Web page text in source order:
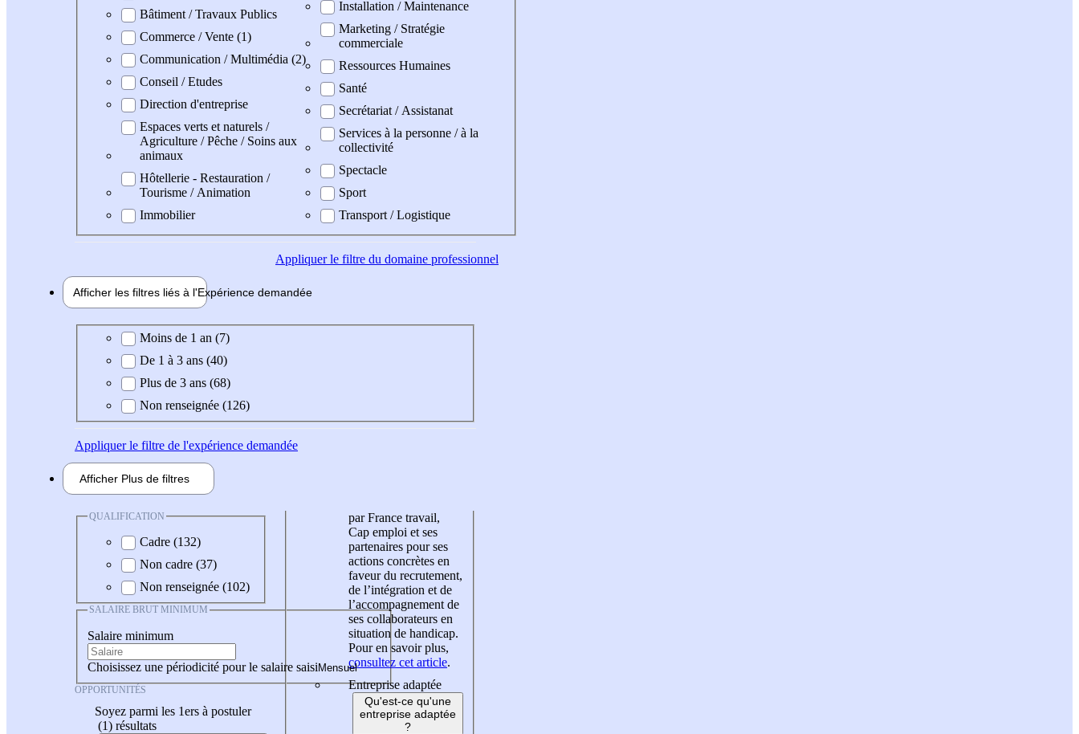
Bâtiment / Travaux Publics
Commerce / Vente (1)
Communication / Multimédia (2)
Conseil / Etudes
Direction d'entreprise
Espaces verts et naturels /
Agriculture / Pêche / Soins aux
animaux
Hôtellerie - Restauration /
Tourisme / Animation
Immobilier
Installation / Maintenance
Marketing / Stratégie
commerciale
Ressources Humaines
Santé
Secrétariat / Assistanat
Services à la personne / à la
collectivité
Spectacle
Sport
Transport / Logistique
Appliquerle filtre du domaine professionnel
Afficher les filtres liés à l'Expérience demandée
Expérience demandée
Moins de 1 an (7)
De 1 à 3 ans (40)
Plus de 3 ans (68)
Non renseignée (126)
Appliquerle filtre de l'expérience demandée
Afficher Plus de filtres
QUALIFICATION
Cadre (132)
Non cadre (37)
Non renseignée (102)
SALAIRE BRUT MINIMUM
Salaire minimum
Choisissez une périodicité pour le salaire saisi
OPPORTUNITÉS
Soyez parmi les 1ers à postuler
(1) résultats
par France travail,
Cap emploi et ses
partenaires pour ses
actions concrètes en
faveur du recrutement,
de l’intégration et de
l’accompagnement de
ses collaborateurs en
situation de handicap.
Pour en savoir plus,
consultez cet article.
Entreprise adaptée
Qu'est-ce qu'une
entreprise adaptée
?